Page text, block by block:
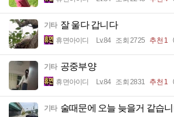
기타 잘 울다 갑니다
휴면아이디 Lv.84 조회 2725 추천 1
기타 공중부양
휴면아이디 Lv.84 조회 2831 추천 1
기타 술때문에 오늘 늦을거 같습